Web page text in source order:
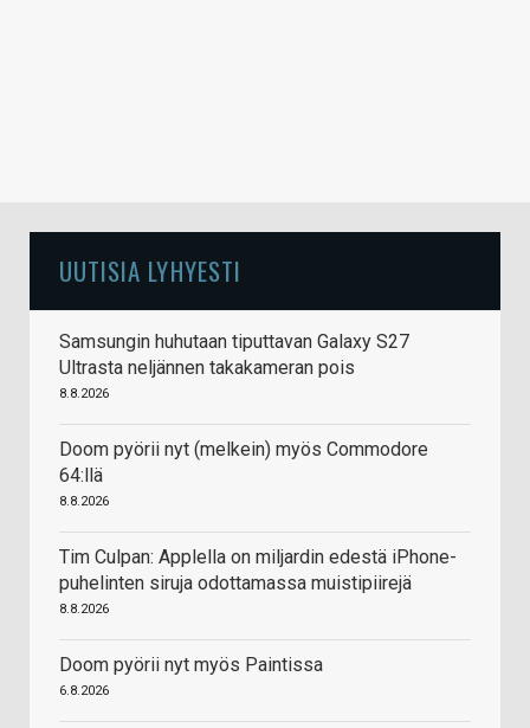
UUTISIA LYHYESTI
Samsungin huhutaan tiputtavan Galaxy S27
Ultrasta neljännen takakameran pois
8.8.2026
Doom pyörii nyt (melkein) myös Commodore
64:llä
8.8.2026
Tim Culpan: Applella on miljardin edestä iPhone-
puhelinten siruja odottamassa muistipiirejä
8.8.2026
Doom pyörii nyt myös Paintissa
6.8.2026